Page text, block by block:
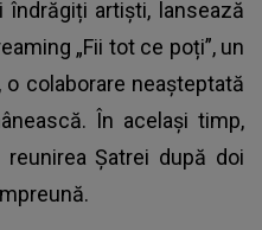
îndrăgiți artiști, lansează
„Fii tot ce poți”, un
o colaborare neașteptată
În același timp,
Șatrei după doi